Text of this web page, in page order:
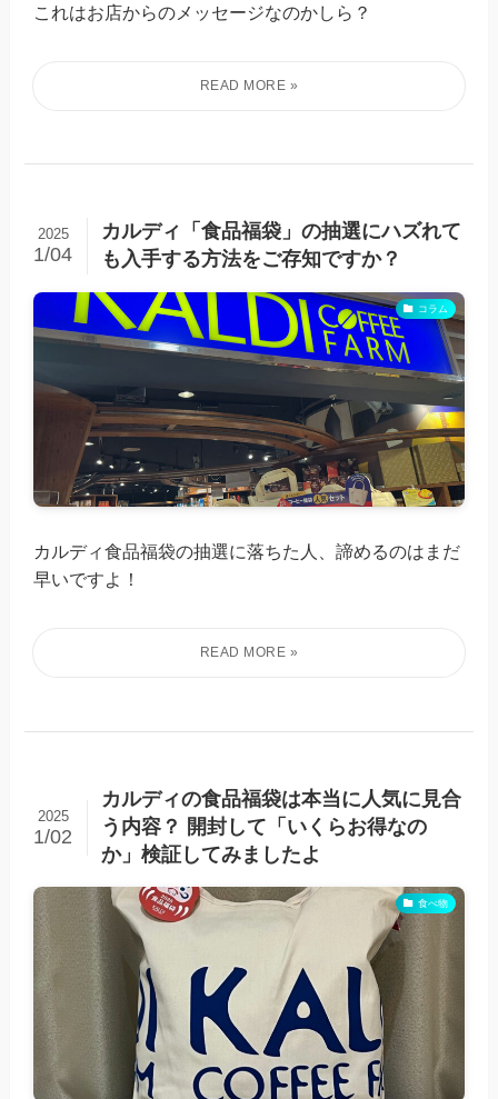
これはお店からのメッセージなのかしら？
カルディ「食品福袋」の抽選にハズれて
も入手する方法をご存知ですか？
2025
1/04
コラム
カルディ食品福袋の抽選に落ちた人、諦めるのはまだ
早いですよ！
カルディの食品福袋は本当に人気に見合
う内容？ 開封して「いくらお得なの
か」検証してみましたよ
2025
1/02
食べ物